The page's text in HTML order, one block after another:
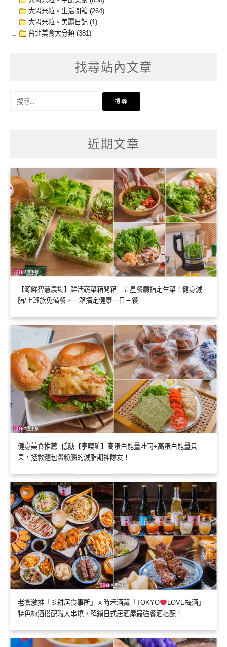
大胃米粒。生活開箱 (264)
大胃米粒。美麗日記 (1)
台北美食大分類 (381)
找尋站內文章
近期文章
【源鮮智慧農場】鮮活蔬菜箱開箱｜五星餐廳指定生菜！健身減
脂/上班族免備餐，一箱搞定健康一日三餐
健身美食推薦│低醣【享喫醣】高蛋白能量吐司+高蛋白能量貝
果，拯救麵包澱粉腦的減脂期神隊友！
老饕激推「彡耕居食事所」ｘ時禾酒藏「TOKYO
LOVE梅酒」
特色梅酒搭配職人串燒，解鎖日式居酒屋最強餐酒搭配！